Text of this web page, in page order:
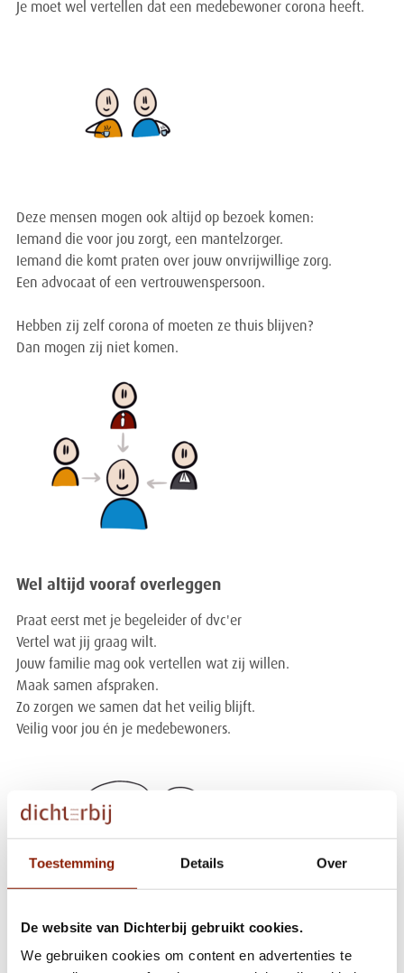
Toestemming Details Over
De website van Dichterbij gebruikt cookies.
We gebruiken cookies om content en advertenties te
Je moet wel vertellen dat een medebewoner corona heeft.
Deze mensen mogen ook altijd op bezoek komen:
Iemand die voor jou zorgt, een mantelzorger.
Iemand die komt praten over jouw onvrijwillige zorg.
Een advocaat of een vertrouwenspersoon.
Hebben zij zelf corona of moeten ze thuis blijven?
Dan mogen zij niet komen.
Wel altijd vooraf overleggen
Praat eerst met je begeleider of dvc'er
Vertel wat jij graag wilt.
Jouw familie mag ook vertellen wat zij willen.
Maak samen afspraken.
Zo zorgen we samen dat het veilig blijft.
Veilig voor jou én je medebewoners.